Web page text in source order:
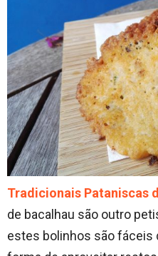
Tradicionais Pataniscas
de bacalhau são outro
estes bolinhos são fáceis